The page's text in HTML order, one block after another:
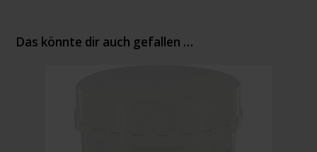
Das könnte dir auch gefallen …